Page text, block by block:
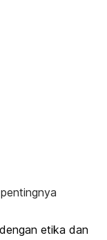
etika dan